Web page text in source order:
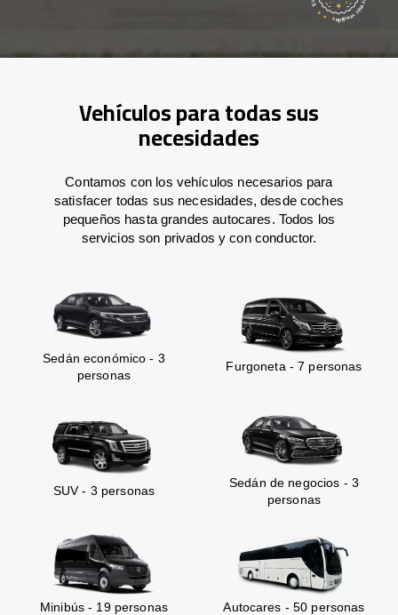
Vehículos para todas sus
necesidades
Contamos con los vehículos necesarios para
satisfacer todas sus necesidades, desde coches
pequeños hasta grandes autocares. Todos los
servicios son privados y con conductor.
Sedán económico - 3
personas
Furgoneta - 7 personas
SUV - 3 personas
Sedán de negocios - 3
personas
Minibús - 19 personas Autocares - 50 personas